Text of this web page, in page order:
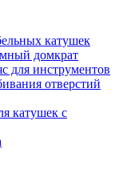
катушек
домкрат
для инструментов
отверстий
катушек с